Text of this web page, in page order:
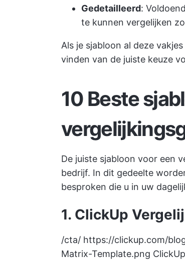
Gedetailleerd:
te kunnen vergelijken
Als je sjabloon al deze
vinden van de juiste keuze
10 Beste
De juiste sjabloon voor een
bedrijf. In dit gedeelte
besproken die u in uw
1. ClickUp
/cta/ https://clickup.com/
Matrix-Template.png